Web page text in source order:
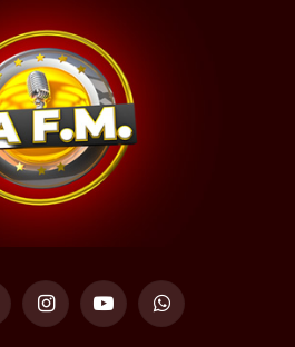
InstagramYouTubeWhatsApp